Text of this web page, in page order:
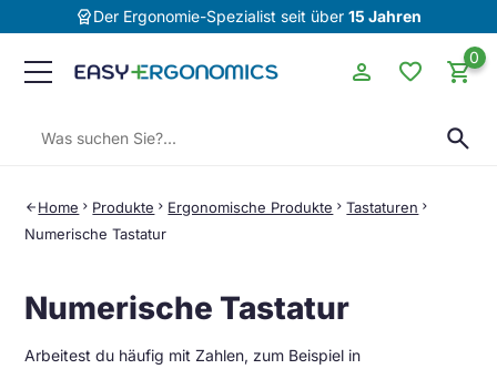
editor_choiceDer Ergonomie-Spezialist seit über 15 Jahren
search
person favorite 0
shopping_cart
arrow_back Home chevron_right Produkte chevron_right Ergonomische Produkte chevron_rightTastaturen chevron_right
Numerische Tastatur
Numerische Tastatur
Arbeitest du häufig mit Zahlen, zum Beispiel in